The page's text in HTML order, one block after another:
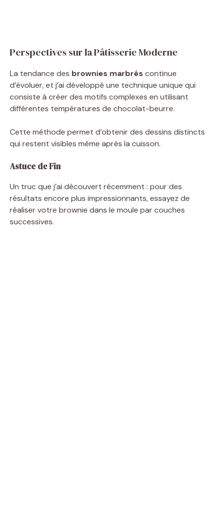
Perspectives sur la Pâtisserie Moderne
La tendance des brownies marbrés continue
d’évoluer, et j’ai développé une technique unique qui
consiste à créer des motifs complexes en utilisant
différentes températures de chocolat-beurre.
Cette méthode permet d’obtenir des dessins distincts
qui restent visibles même après la cuisson.
Astuce de Fin
Un truc que j’ai découvert récemment : pour des
résultats encore plus impressionnants, essayez de
réaliser votre brownie dans le moule par couches
successives.